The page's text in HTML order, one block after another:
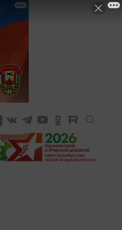
Конкурсы ЭтноДети